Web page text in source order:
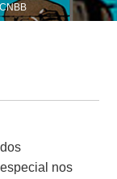
nos